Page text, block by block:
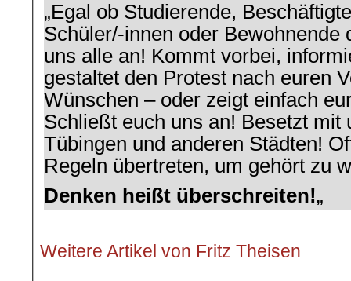
„Egal ob Studierende,
Schüler/-innen oder Bewohnende
uns alle an! Kommt vorbei,
gestaltet den Protest nach euren
Wünschen – oder zeigt einfach
Schließt euch uns an! Besetzt mit
Tübingen und anderen Städten!
Regeln übertreten, um gehört zu
Denken heißt überschreiten!„
Weitere Artikel von Fritz Theisen